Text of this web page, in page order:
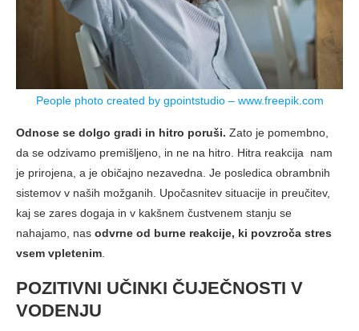
People photo created by gpointstudio – www.freepik.com
Odnose se dolgo gradi in hitro poruši. Zato je pomembno,
da se odzivamo premišljeno, in ne na hitro. Hitra reakcija nam
je prirojena, a je običajno nezavedna. Je posledica obrambnih
sistemov v naših možganih. Upočasnitev situacije in preučitev,
kaj se zares dogaja in v kakšnem čustvenem stanju se
nahajamo, nas odvrne od burne reakcije, ki povzroča stres
vsem vpletenim
POZITIVNI UČINKI ČUJEČNOSTI V
VODENJU